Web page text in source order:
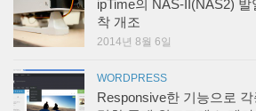
착 개조
2014년 8월 6일
Responsive한 기능으로 각
력한 공개 워드프레스 테